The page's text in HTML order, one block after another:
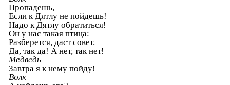
Пропадешь,
Если к Дятлу не пойдешь!
Надо к Дятлу обратиться!
Он у нас такая птица:
Разберется, даст совет.
Да, так да! А нет, так нет!
Медведь
Завтра я к нему пойду!
Волк